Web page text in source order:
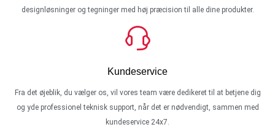
designløsninger og tegninger med høj præcision til alle dine produkter.
Kundeservice
Fra det øjeblik, du vælger os, vil vores team være dedikeret til at betjene dig
og yde professionel teknisk support, når det er nødvendigt, sammen med
kundeservice 24x7.